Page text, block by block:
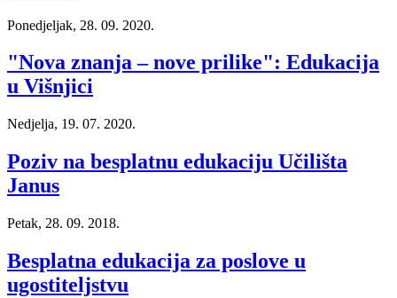
Ponedjeljak, 28. 09. 2020.
"Nova znanja – nove prilike": Edukacija
u Višnjici
Nedjelja, 19. 07. 2020.
Poziv na besplatnu edukaciju Učilišta
Janus
Petak, 28. 09. 2018.
Besplatna edukacija za poslove u
ugostiteljstvu